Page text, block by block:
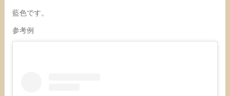
藍色です。
参考例